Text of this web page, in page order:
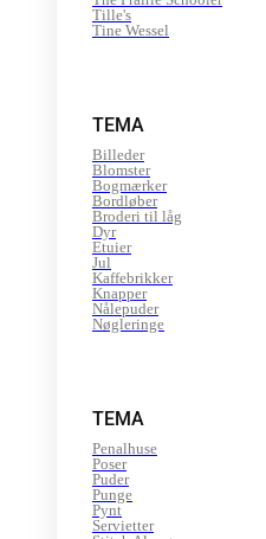
Tille's
Tine Wessel
TEMA
Billeder
Blomster
Bogmærker
Bordløber
Broderi til låg
Dyr
Etuier
Jul
Kaffebrikker
Knapper
Nålepuder
Nøgleringe
TEMA
Penalhuse
Poser
Puder
Punge
Pynt
Servietter